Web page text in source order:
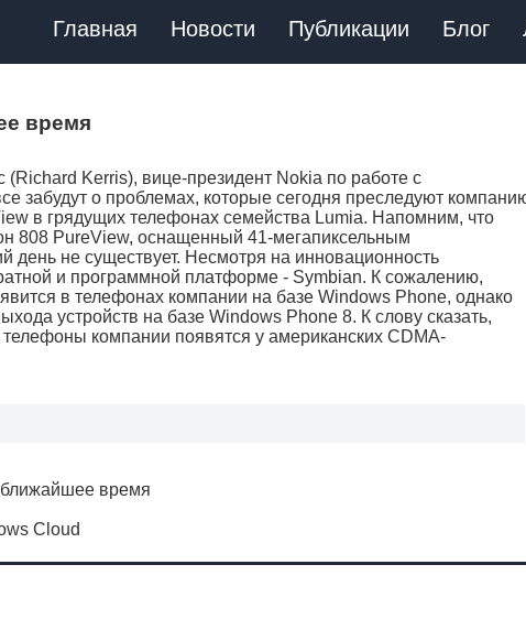
Главная Новости Публикации Блог
время
Kerris), вице-президент Nokia по работе с
забудут о проблемах, которые сегодня преследуют
в грядущих телефонах семейства Lumia. Напомним, что
808 PureView, оснащенный 41-мегапиксельным
день не существует. Несмотря на инновационность
и программной платформе - Symbian. К сожалению,
в телефонах компании на базе Windows Phone, однако
устройств на базе Windows Phone 8. К слову сказать,
телефоны компании появятся у американских CDMA-
ближайшее время
Cloud